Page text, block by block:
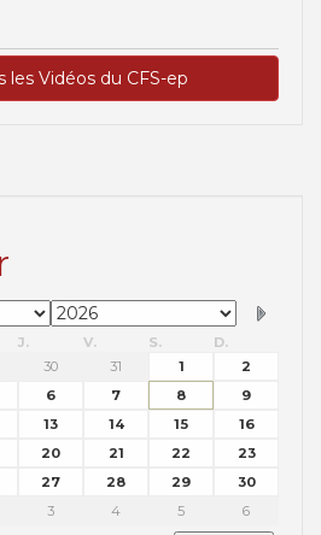
les Vidéos du CFS-ep
J. V. S.
D.
30 31 1
2
6 7 8
9
13 14 15
16
20 21 22
23
27 28 29
30
3 4 5 6